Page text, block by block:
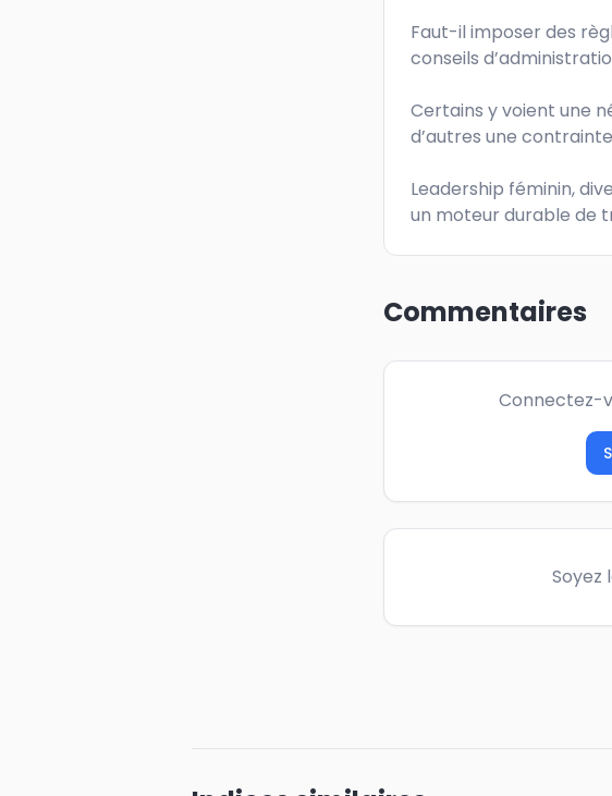
Faut-il imposer des
conseils
Certains y voient une
d’autres une
Leadership féminin,
un moteur durable de
Commentaires
Connectez-
Soyez